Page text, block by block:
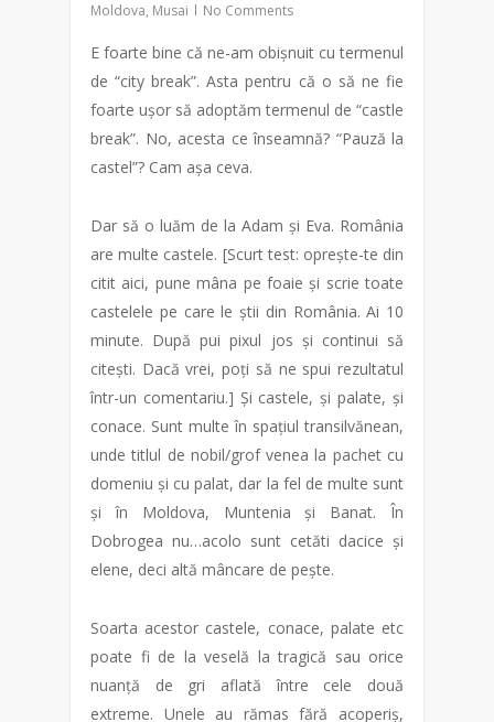
Moldova, Musai No Comments
E foarte bine că ne-am obișnuit cu termenul
de “city break”. Asta pentru că o să ne fie
foarte ușor să adoptăm termenul de “castle
break”. No, acesta ce înseamnă? “Pauză la
castel”? Cam așa ceva.
Dar să o luăm de la Adam și Eva. România
are multe castele. [Scurt test: oprește-te din
citit aici, pune mâna pe foaie și scrie toate
castelele pe care le știi din România. Ai 10
minute. După pui pixul jos și continui să
citești. Dacă vrei, poți să ne spui rezultatul
într-un comentariu.] Și castele, și palate, și
conace. Sunt multe în spațiul transilvănean,
unde titlul de nobil/grof venea la pachet cu
domeniu și cu palat, dar la fel de multe sunt
și în Moldova, Muntenia și Banat. În
Dobrogea nu…acolo sunt cetăti dacice și
elene, deci altă mâncare de pește.
Soarta acestor castele, conace, palate etc
poate fi de la veselă la tragică sau orice
nuanță de gri aflată între cele două
extreme. Unele au rămas fără acoperiș,